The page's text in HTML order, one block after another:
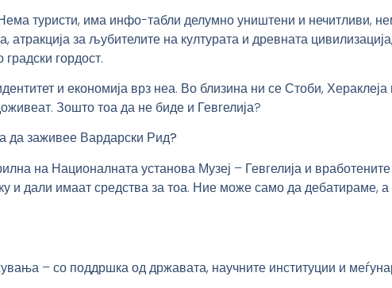
туристи, има инфо-табли делумно уништени и нечитливи,
атракција за љубителите на културата и древната
гордост.
и економија врз неа. Во близина ни се Стоби,
Зошто тоа да не биде и Гевгелија?
да заживее Вардарски Рид?
на Националната установа Музеј – Гевгелија и
и дали имаат средства за тоа. Ние може само да дебатираме,
– со поддршка од државата, научните институции и